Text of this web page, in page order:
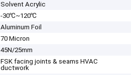
Solvent Acrylic
-30℃~120℃
Aluminum Foil
70 Micron
45N/25mm
FSK facing joints & seams HVAC
ductwork